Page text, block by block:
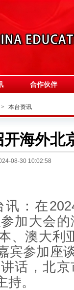
合作伙伴
> 本台资讯
海外北
08-30 10:02:58
：在
加大会
、澳大利
宾参加座
话，北
。